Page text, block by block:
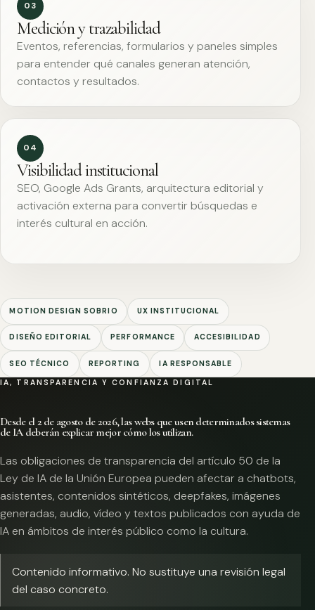
03
Medición y trazabilidad
Eventos, referencias, formularios y paneles simples
para entender qué canales generan atención,
contactos y resultados.
04
Visibilidad institucional
SEO, Google Ads Grants, arquitectura editorial y
activación externa para convertir búsquedas e
interés cultural en acción.
MOTION DESIGN SOBRIO UX INSTITUCIONAL
DISEÑO EDITORIAL PERFORMANCE ACCESIBILIDAD
SEO TÉCNICO REPORTING IA RESPONSABLE
IA, TRANSPARENCIA Y CONFIANZA DIGITAL
Desde el 2 de agosto de 2026, las webs que usen determinados sistemas
de IA deberán explicar mejor cómo los utilizan.
Las obligaciones de transparencia del artículo 50 de la
Ley de IA de la Unión Europea pueden afectar a chatbots,
asistentes, contenidos sintéticos, deepfakes, imágenes
generadas, audio, vídeo y textos publicados con ayuda de
IA en ámbitos de interés público como la cultura.
Contenido informativo. No sustituye una revisión legal
del caso concreto.